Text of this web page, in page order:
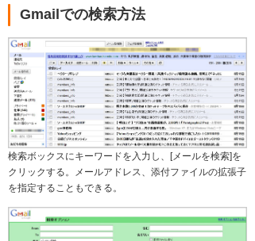
Gmailでの検索方法
検索ボックスにキーワードを入力し、[メールを検索]を
クリックする。メールアドレス、添付ファイルの拡張子
を指定することもできる。